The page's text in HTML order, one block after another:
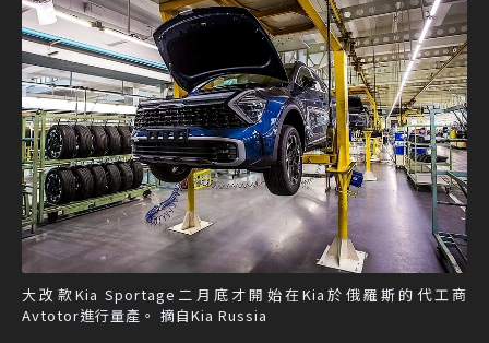
大改款Kia Sportage二月底才開始在Kia於俄羅斯的代工商
Avtotor進行量產。 摘自Kia Russia